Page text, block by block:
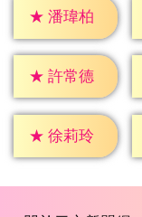
★ 潘瑋柏
★ 許常德
★ 徐莉玲